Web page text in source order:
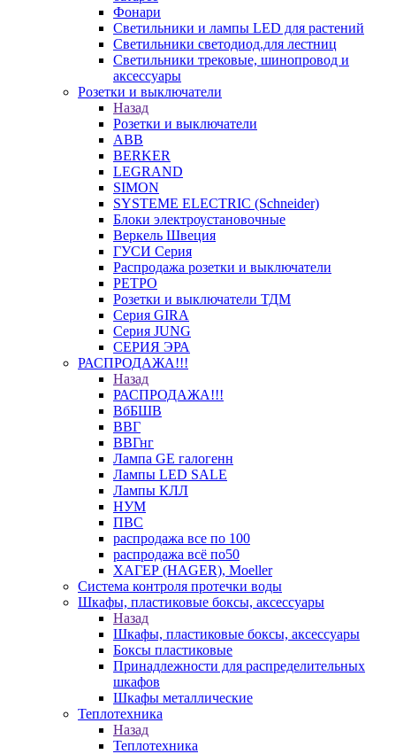
Фонари
Светильники и лампы LED для растений
Светильники светодиод.для лестниц
Светильники трековые, шинопровод и
аксессуары
Розетки и выключатели
Назад
Розетки и выключатели
ABB
BERKER
LEGRAND
SIMON
SYSTEME ELECTRIC (Schneider)
Блоки электроустановочные
Веркель Швеция
ГУСИ Серия
Распродажа розетки и выключатели
РЕТРО
Розетки и выключатели ТДМ
Серия GIRA
Серия JUNG
СЕРИЯ ЭРА
РАСПРОДАЖА!!!
Назад
РАСПРОДАЖА!!!
ВбБШВ
ВВГ
ВВГнг
Лампа GE галогенн
Лампы LED SALE
Лампы КЛЛ
НУМ
ПВС
распродажа все по 100
распродажа всё по50
ХАГЕР (HAGER), Moeller
Система контроля протечки воды
Шкафы, пластиковые боксы, аксессуары
Назад
Шкафы, пластиковые боксы, аксессуары
Боксы пластиковые
Принадлежности для распределительных
шкафов
Шкафы металлические
Теплотехника
Назад
Теплотехника